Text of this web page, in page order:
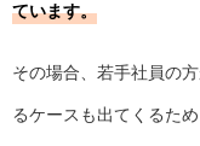
ています。
その場合、若手社員の
るケースも出てくるた